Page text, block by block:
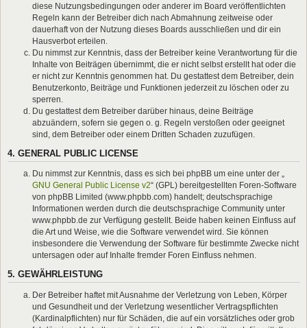
diese Nutzungsbedingungen oder anderer im Board veröffentlichten
Regeln kann der Betreiber dich nach Abmahnung zeitweise oder
dauerhaft von der Nutzung dieses Boards ausschließen und dir ein
Hausverbot erteilen.
Du nimmst zur Kenntnis, dass der Betreiber keine Verantwortung für die
Inhalte von Beiträgen übernimmt, die er nicht selbst erstellt hat oder die
er nicht zur Kenntnis genommen hat. Du gestattest dem Betreiber, dein
Benutzerkonto, Beiträge und Funktionen jederzeit zu löschen oder zu
sperren.
Du gestattest dem Betreiber darüber hinaus, deine Beiträge
abzuändern, sofern sie gegen o. g. Regeln verstoßen oder geeignet
sind, dem Betreiber oder einem Dritten Schaden zuzufügen.
4. GENERAL PUBLIC LICENSE
Du nimmst zur Kenntnis, dass es sich bei phpBB um eine unter der „
GNU General Public License v2“ (GPL) bereitgestellten Foren-Software
von phpBB Limited (www.phpbb.com) handelt; deutschsprachige
Informationen werden durch die deutschsprachige Community unter
www.phpbb.de zur Verfügung gestellt. Beide haben keinen Einfluss auf
die Art und Weise, wie die Software verwendet wird. Sie können
insbesondere die Verwendung der Software für bestimmte Zwecke nicht
untersagen oder auf Inhalte fremder Foren Einfluss nehmen.
5. GEWÄHRLEISTUNG
Der Betreiber haftet mit Ausnahme der Verletzung von Leben, Körper
und Gesundheit und der Verletzung wesentlicher Vertragspflichten
(Kardinalpflichten) nur für Schäden, die auf ein vorsätzliches oder grob